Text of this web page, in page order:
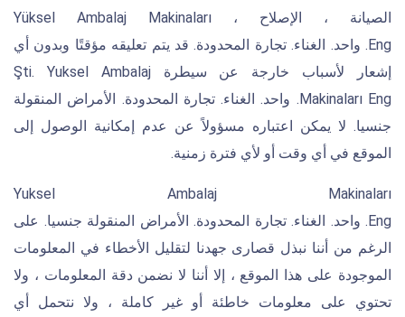
الصيانة ، الإصلاح ، Yüksel Ambalaj Makinaları
Eng. واحد. الغناء. تجارة المحدودة. قد يتم تعليقه مؤقتًا وبدون أي
إشعار لأسباب خارجة عن سيطرة Şti. Yuksel Ambalaj
Makinaları Eng. واحد. الغناء. تجارة المحدودة. الأمراض المنقولة
جنسيا. لا يمكن اعتباره مسؤولاً عن عدم إمكانية الوصول إلى
الموقع في أي وقت أو لأي فترة زمنية.
Yuksel Ambalaj Makinaları
Eng. واحد. الغناء. تجارة المحدودة. الأمراض المنقولة جنسيا. على
الرغم من أننا نبذل قصارى جهدنا لتقليل الأخطاء في المعلومات
الموجودة على هذا الموقع ، إلا أننا لا نضمن دقة المعلومات ، ولا
تحتوي على معلومات خاطئة أو غير كاملة ، ولا نتحمل أي